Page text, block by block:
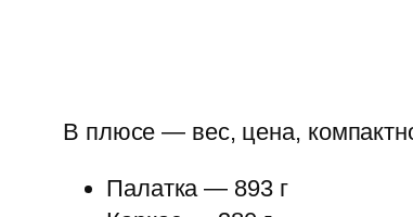
В плюсе — вес, цена,
Палатка — 893 г